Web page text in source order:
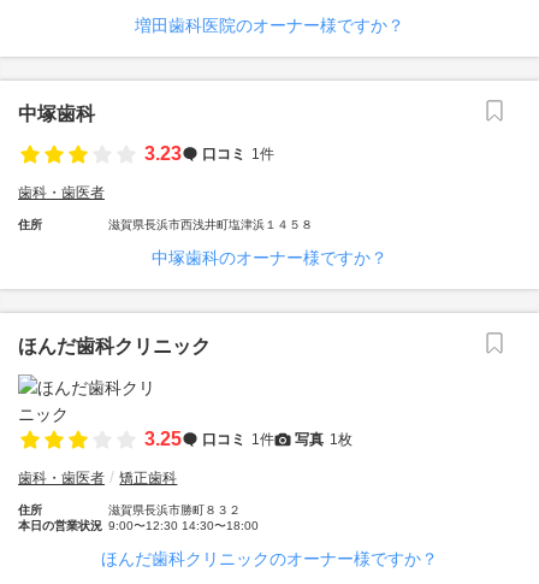
増田歯科医院のオーナー様ですか？
中塚歯科
3.23
口コミ 1件
歯科・歯医者
住所 滋賀県長浜市西浅井町塩津浜１４５８
中塚歯科のオーナー様ですか？
ほんだ歯科クリニック
3.25 口コミ 1件 写真 1枚
歯科・歯医者 矯正歯科
住所
滋賀県長浜市勝町８３２
本日の営業状況 9:00〜12:30 14:30〜18:00
ほんだ歯科クリニックのオーナー様ですか？